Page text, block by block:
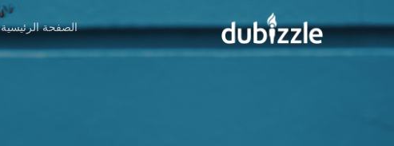
to
الصفحة الرئيسية